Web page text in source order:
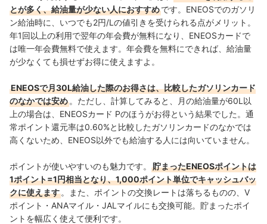
とが多く、給油量が少ない人におすすめです。ENEOSでのガソリ
ン給油時に、いつでも2円/Lの値引きを受けられる点がメリット。
年1回以上の利用で翌年の年会費が無料になり、ENEOSカードで
は唯一年会費無料で使えます。年会費を無料にできれば、給油量
が少なくても損せずお得に使えますよ。
ENEOSで月30L給油した際のお得さは、比較したガソリンカード
のなかでは安め 。ただし、 計算してみると、月の給油量が60L以
上の場合は、ENEOSカード Pのほうがお得という結果でした。通
常ポイント還元率は0.60%と比較したガソリンカードのなかでは
高くないため、 ENEOS以外でも給油する人には向いていません。
ポイントが使いやすいのも魅力です。
貯まったENEOSポイントは
1ポイント=1円相当となり、1,000ポイント単位でキャッシュバッ
クに使えます 。また、ポイントの交換レートは落ちるものの、V
ポイント・ANAマイル・JALマイルにも交換可能。貯まったポイ
ントを幅広く使えて便利です。